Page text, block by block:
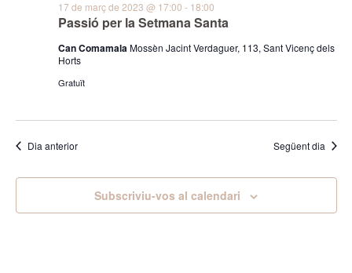
Passió per la Setmana Santa
17 de març de 2023 @ 17:00 - 18:00
Can ComamalaMossèn Jacint Verdaguer, 113, Sant Vicenç dels
Horts
Gratuït
Dia anterior Següent dia
Subscriviu-vos al calendari